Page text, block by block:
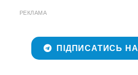
РЕКЛАМА
ПІДПИСАТИСЬ НА